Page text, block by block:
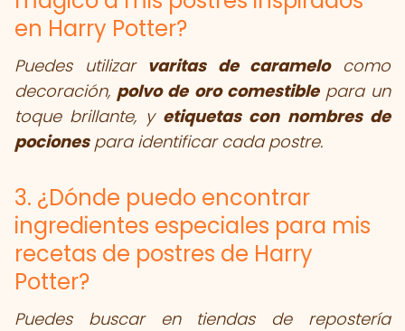
en Harry Potter?
Puedes utilizar varitas de caramelocomo
decoración, polvo de oro comestiblepara un
toque brillante, y etiquetas con nombres de
pocionespara identificar cada postre.
3. ¿Dónde puedo encontrar
ingredientes especiales para mis
recetas de postres de Harry
Potter?
Puedes buscar en tiendas de repostería